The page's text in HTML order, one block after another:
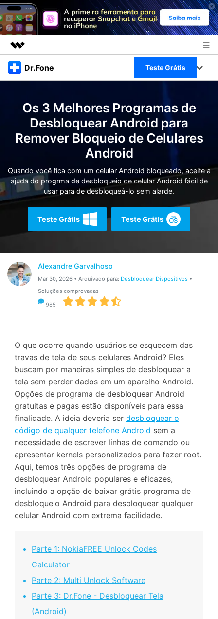
Produtos em destaque
Visão geral
Sobre nós
Sala de imprensa
Dr.Fone Teste Grátis
Veja Toolkit Completo >
Productos
Para PC
Online
Ver Todos Os Aplicativos
Ações rápidas
Dicas
Centro de Ajuda
Recursos
Transferir Dados
Gerenciador de dados
Proteção do celular
Encontre Mais Soluções
Os 3 Melhores Programas de
Desbloquear Android para
Remover Bloqueio de Celulares
Android
Quando você fica com um celular Android bloqueado, aceite a
ajuda do progrma de desbloqueio de celular Android fácil de
usar para de desbloqueá-lo sem alarde.
Teste Grátis Teste Grátis
Alexandre Garvalhoso
Mar 30, 2026 • Arquivado para: Desbloquear Dispositivos•
Soluções comprovadas
985
O que ocorre quando usuários se esquecem das
travas de tela de seus celulares Android? Eles
buscam por maneiras simples de desbloquear a
tela sem perder dados em um aparelho Android.
Opções de programa de desbloquear Android
gratuitas e pagas estão disponíveis para essa
finalidade. A ideia deveria ser desbloquear o
código de qualquer telefone Android sem a
necessidade de escrever linhas de comando ou
apresentar kernels personalizados para fazer root.
Aqui, temos três opções de programa de
desbloquear Android populares e eficazes,
incluindo a opção de baixar grátis programa de
desbloqueio Android para desbloquear qualquer
celular Android com extrema facilidade.
Parte 1: NokiaFREE Unlock Codes
Calculator
Parte 2: Multi Unlock Software
Parte 3: Dr.Fone - Desbloquear Tela
(Android)